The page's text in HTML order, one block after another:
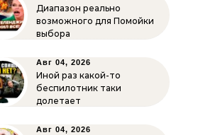
Диапазон реально
возможного для Помойки
выбора
Авг 04, 2026
Иной раз какой-то
беспилотник таки
долетает
Авг 04, 2026